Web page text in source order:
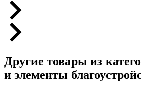
Другие товары из
и элементы